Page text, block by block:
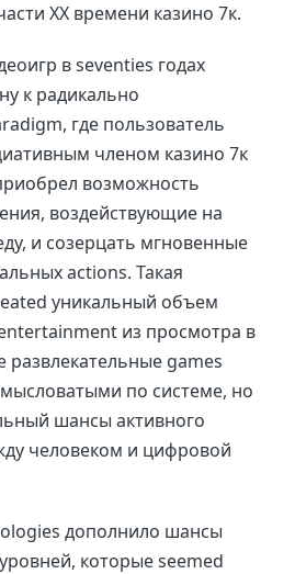
ХХ времени казино 7к.
в seventies годах
к радикально
где пользователь
членом казино 7к
возможность
воздействующие на
и созерцать мгновенные
actions. Такая
уникальный объем
из просмотра в
games
по системе, но
шансы активного
человеком и цифровой
дополнило шансы
которые seemed